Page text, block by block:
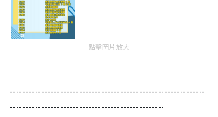
點擊圖片放大
--------------------------------------------------------------
-------------------------------------------------